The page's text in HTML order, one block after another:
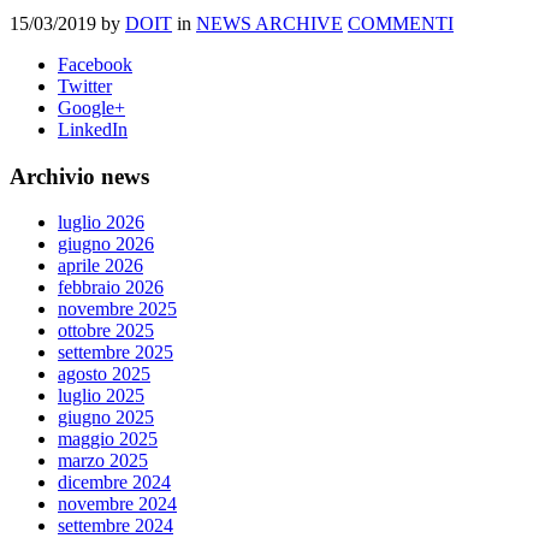
15/03/2019 by DOIT in NEWS ARCHIVE COMMENTI
Facebook
Twitter
Google+
LinkedIn
Archivio news
luglio 2026
giugno 2026
aprile 2026
febbraio 2026
novembre 2025
ottobre 2025
settembre 2025
agosto 2025
luglio 2025
giugno 2025
maggio 2025
marzo 2025
dicembre 2024
novembre 2024
settembre 2024